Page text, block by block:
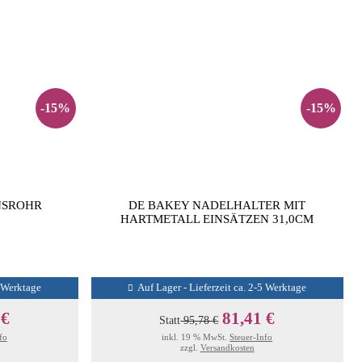
-15% -15%
DE BAKEY NADELHALTER MIT
HARTMETALL EINSÄTZEN 31,0CM
Auf Lager - Lieferzeit ca. 2-5 Werktage
Statt95,78 € 81,41 €
inkl. 19 % MwSt.Steuer-Info
zzgl. Versandkosten